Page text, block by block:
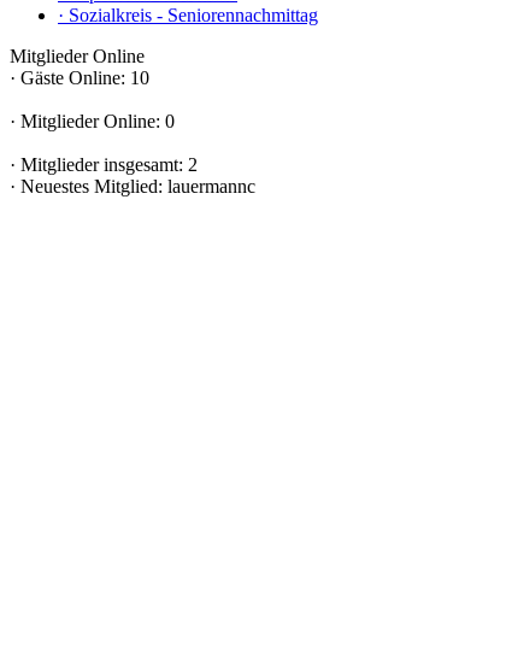
· Sozialkreis - Seniorennachmittag
Mitglieder Online
· Gäste Online: 10
· Mitglieder Online: 0
· Mitglieder insgesamt: 2
· Neuestes Mitglied: lauermannc